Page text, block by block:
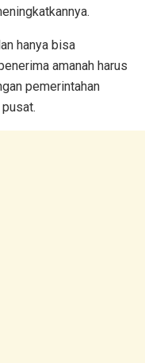
hanya bisa
amanah harus
pemerintahan